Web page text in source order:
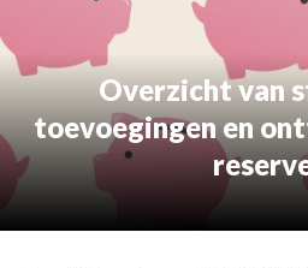
Overzicht van
toevoegingen en